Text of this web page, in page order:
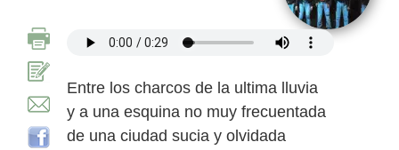
Entre los charcos de la ultima lluvia
y a una esquina no muy frecuentada
de una ciudad sucia y olvidada